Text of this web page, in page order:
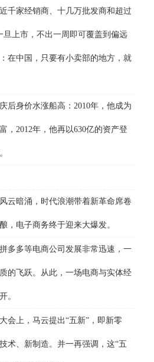
千家经销商、十几万批发商和超过
旦上市，不出一周即可覆盖到偏远
在中国，只要有小卖部的地方，就
身价水涨船高：2010年，他成为
，2012年，他再以630亿的资产登
暗涌，时代浪潮带着新革命席卷
，电子商务终于迎来大爆发。
多等电商公司发展非常迅速，一
的飞跃。从此，一场电商与实体经
。
上，马云提出“五新”，即新零
术、新制造。并一再强调，这“五